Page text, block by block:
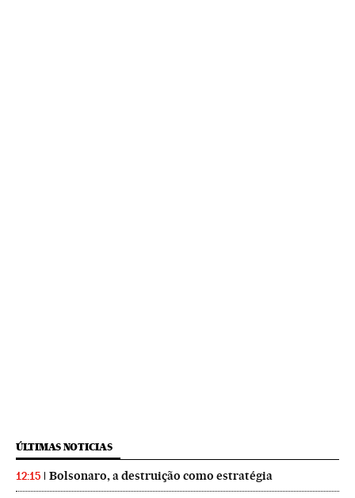
ÚLTIMAS NOTICIAS
12:15 Bolsonaro, a destruição como estratégia